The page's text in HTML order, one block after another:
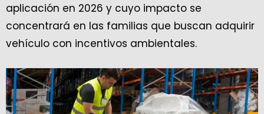
aplicación en 2026 y cuyo impacto se
concentrará en las familias que buscan adquirir
vehículo con incentivos ambientales.